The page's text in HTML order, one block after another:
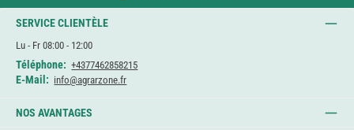
SERVICE CLIENTÈLE
Lu - Fr 08:00 - 12:00
Téléphone: +4377462858215
E-Mail: info@agrarzone.fr
NOS AVANTAGES